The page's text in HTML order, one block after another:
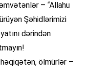
– “Allahu
Şəhidlərimizi
dərindən
ölmürlər –